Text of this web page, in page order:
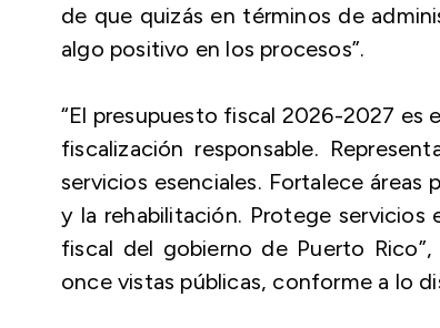
de que quizás en términos de
algo positivo en los procesos”.
“El presupuesto fiscal 2026-2027 es
fiscalización responsable.
servicios esenciales. Fortalece áreas
y la rehabilitación. Protege servicios
fiscal del gobierno de Puerto
once vistas públicas, conforme a lo